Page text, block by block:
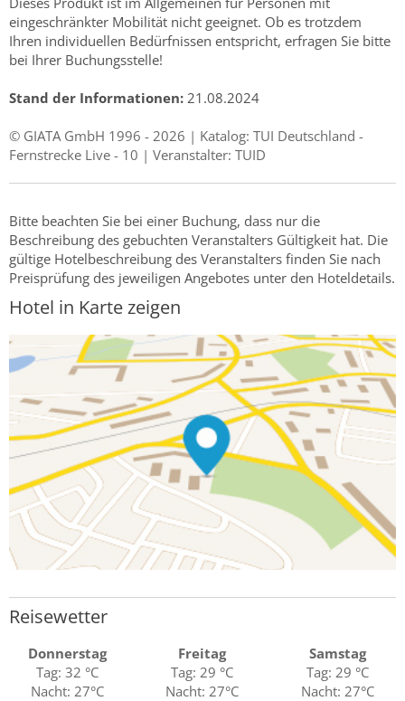
eingeschränkter Mobilität nicht geeignet. Ob es trotzdem
Ihren individuellen Bedürfnissen entspricht, erfragen Sie bitte
bei Ihrer Buchungsstelle!
Stand der Informationen: 21.08.2024
© GIATA GmbH 1996 - 2026 | Katalog: TUI Deutschland -
Fernstrecke Live - 10 | Veranstalter: TUID
Bitte beachten Sie bei einer Buchung, dass nur die
Beschreibung des gebuchten Veranstalters Gültigkeit hat. Die
gültige Hotelbeschreibung des Veranstalters finden Sie nach
Preisprüfung des jeweiligen Angebotes unter den Hoteldetails.
Hotel in Karte zeigen
Reisewetter
Donnerstag
Tag: 32 °C
Nacht: 27°C
Freitag
Tag: 29 °C
Nacht: 27°C
Samstag
Tag: 29 °C
Nacht: 27°C